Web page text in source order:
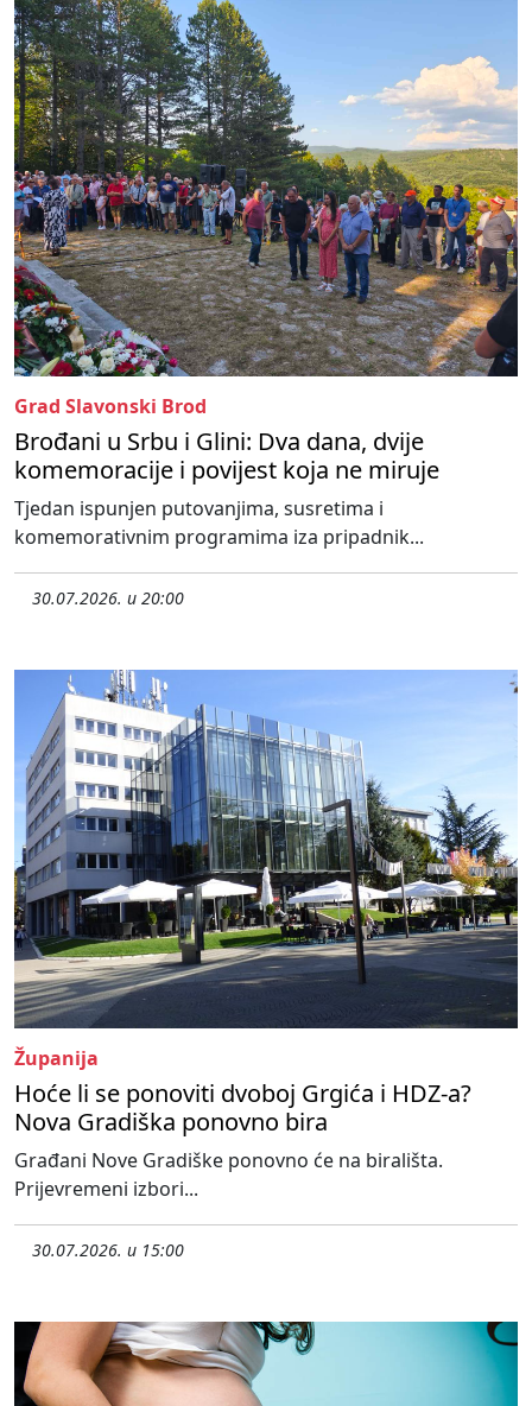
Grad Slavonski Brod
Brođani u Srbu i Glini: Dva dana, dvije
komemoracije i povijest koja ne miruje
Tjedan ispunjen putovanjima, susretima i
komemorativnim programima iza pripadnik...
30.07.2026. u 20:00
Županija
Hoće li se ponoviti dvoboj Grgića i HDZ-a?
Nova Gradiška ponovno bira
Građani Nove Gradiške ponovno će na birališta.
Prijevremeni izbori...
30.07.2026. u 15:00